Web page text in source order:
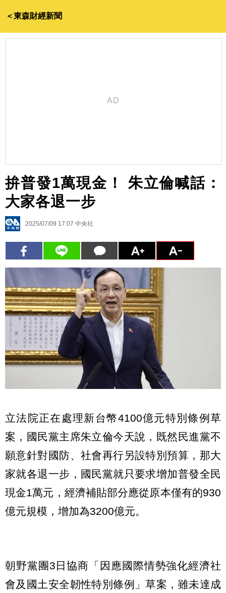
＜東森財經新聞
拚普發1萬現金！ 朱立倫喊話：
大家各退一步
2025/07/09 17:07 中央社
立法院正在處理新台幣4100億元特別條例草
案，國民黨主席朱立倫今天說，既然民進黨不
願意針對國防、社會再行另設特別預算，那大
家就各退一步，國民黨就只要求增加普發全民
現金1萬元，經濟補貼部分應從原本僅有的930
億元規模，增加為3200億元。
朝野黨團3日協商「因應國際情勢強化經濟社
會及國土安全韌性特別條例」草案，雖未達成